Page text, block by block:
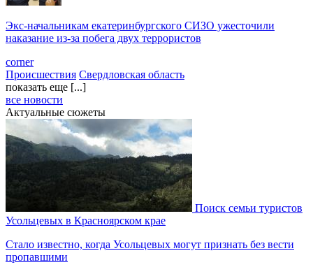
Экс-начальникам екатеринбургского СИЗО ужесточили
наказание из-за побега двух террористов
corner
Происшествия Свердловская область
показать еще [...]
все новости
Актуальные сюжеты
Поиск семьи туристов
Усольцевых в Красноярском крае
Стало известно, когда Усольцевых могут признать без вести
пропавшими